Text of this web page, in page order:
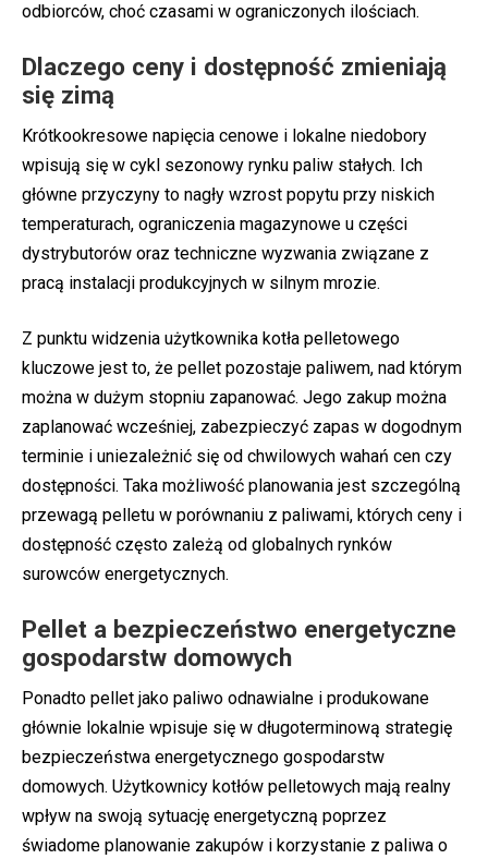
odbiorców, choć czasami w ograniczonych ilościach.
Dlaczego ceny i dostępność zmieniają
się zimą
Krótkookresowe napięcia cenowe i lokalne niedobory
wpisują się w cykl sezonowy rynku paliw stałych. Ich
główne przyczyny to nagły wzrost popytu przy niskich
temperaturach, ograniczenia magazynowe u części
dystrybutorów oraz techniczne wyzwania związane z
pracą instalacji produkcyjnych w silnym mrozie.
Z punktu widzenia użytkownika kotła pelletowego
kluczowe jest to, że pellet pozostaje paliwem, nad którym
można w dużym stopniu zapanować. Jego zakup można
zaplanować wcześniej, zabezpieczyć zapas w dogodnym
terminie i uniezależnić się od chwilowych wahań cen czy
dostępności. Taka możliwość planowania jest szczególną
przewagą pelletu w porównaniu z paliwami, których ceny i
dostępność często zależą od globalnych rynków
surowców energetycznych.
Pellet a bezpieczeństwo energetyczne
gospodarstw domowych
Ponadto pellet jako paliwo odnawialne i produkowane
głównie lokalnie wpisuje się w długoterminową strategię
bezpieczeństwa energetycznego gospodarstw
domowych. Użytkownicy kotłów pelletowych mają realny
wpływ na swoją sytuację energetyczną poprzez
świadome planowanie zakupów i korzystanie z paliwa o